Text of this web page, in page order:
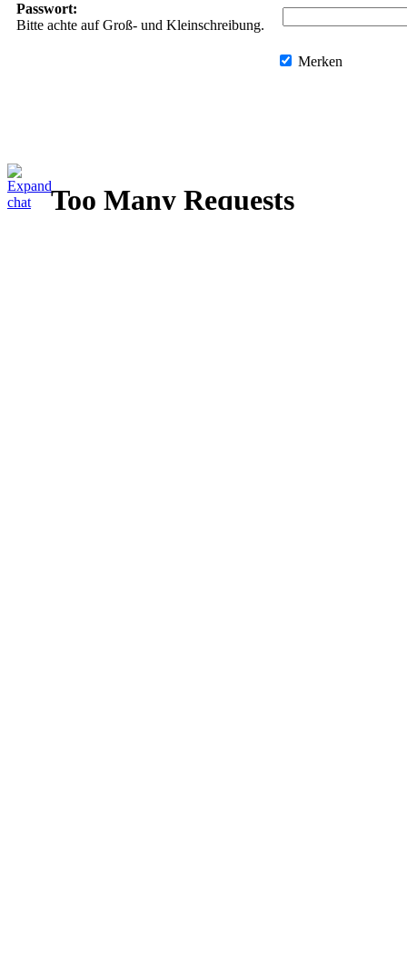
Passwort:
Bitte achte auf Groß- und Kleinschreibung.
Merken